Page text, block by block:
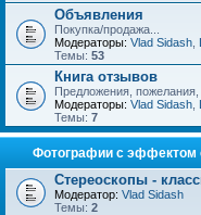
Объявления
Покупка/продажа...
Модераторы: Vlad Sidash
Темы: 53
Книга отзывов
Предложения,
Модераторы: Vlad Sidash
Темы: 7
Фотографии с эффектом
Стереоскопы -
Модератор: Vlad Sidash
Темы: 2